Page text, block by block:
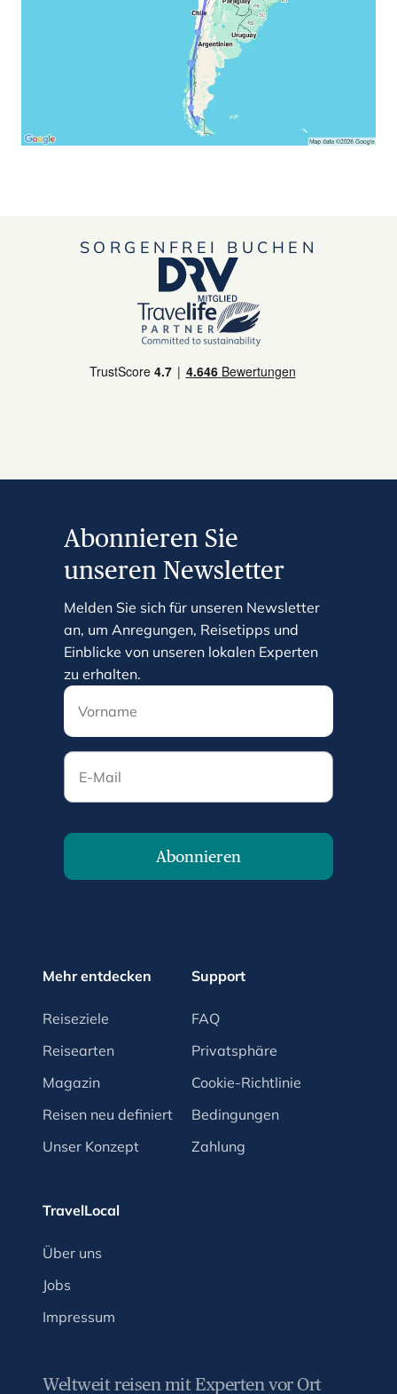
SORGENFREI BUCHEN
Abonnieren Sie
unseren Newsletter
Melden Sie sich für unseren Newsletter
an, um Anregungen, Reisetipps und
Einblicke von unseren lokalen Experten
zu erhalten.
E-Mail
Abonnieren
Mehr entdecken
Reiseziele
Reisearten
Magazin
Reisen neu definiert
Unser Konzept
Support
FAQ
Privatsphäre
Cookie-Richtlinie
Bedingungen
Zahlung
TravelLocal
Über uns
Jobs
Impressum
Weltweit reisen mit Experten vor Ort